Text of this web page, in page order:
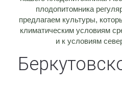
плодопитомника
предлагаем культуры,
климатическим условиям
и к условиям